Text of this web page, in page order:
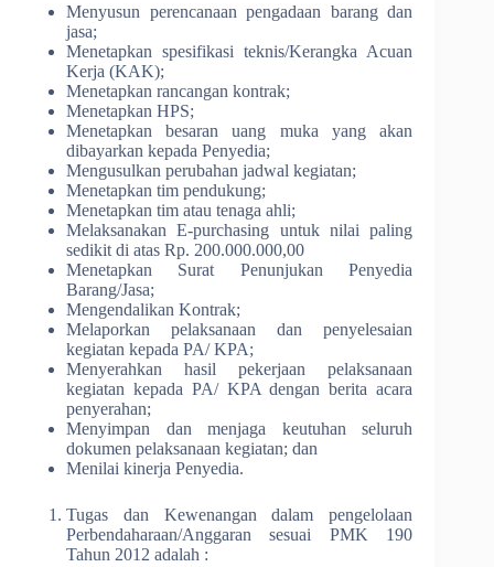
Menyusun perencanaan pengadaan barang dan
jasa;
Menetapkan spesifikasi teknis/Kerangka Acuan
Kerja (KAK);
Menetapkan rancangan kontrak;
Menetapkan HPS;
Menetapkan besaran uang muka yang akan
dibayarkan kepada Penyedia;
Mengusulkan perubahan jadwal kegiatan;
Menetapkan tim pendukung;
Menetapkan tim atau tenaga ahli;
Melaksanakan E-purchasing untuk nilai paling
sedikit di atas Rp. 200.000.000,00
Menetapkan Surat Penunjukan Penyedia
Barang/Jasa;
Mengendalikan Kontrak;
Melaporkan pelaksanaan dan penyelesaian
kegiatan kepada PA/ KPA;
Menyerahkan hasil pekerjaan pelaksanaan
kegiatan kepada PA/ KPA dengan berita acara
penyerahan;
Menyimpan dan menjaga keutuhan seluruh
dokumen pelaksanaan kegiatan; dan
Menilai kinerja Penyedia.
Tugas dan Kewenangan dalam pengelolaan
Perbendaharaan/Anggaran sesuai PMK 190
Tahun 2012 adalah :